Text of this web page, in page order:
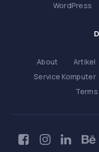
WordPress
About Artikel
Service Komputer